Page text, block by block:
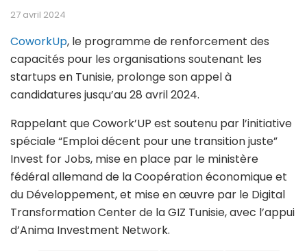
27 avril 2024
CoworkUp, le programme de renforcement des
capacités pour les organisations soutenant les
startups en Tunisie, prolonge son appel à
candidatures jusqu’au 28 avril 2024.
Rappelant que Cowork’UP est soutenu par l’initiative
spéciale “Emploi décent pour une transition juste”
Invest for Jobs, mise en place par le ministère
fédéral allemand de la Coopération économique et
du Développement, et mise en œuvre par le Digital
Transformation Center de la GIZ Tunisie, avec l’appui
d’Anima Investment Network.